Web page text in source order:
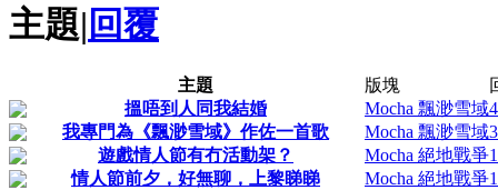
主題| 回覆
主題 版塊
搵唔到人同我結婚
Mocha 飄渺雪域4
我專門為《飄渺雪域》作佐一首歌
Mocha 飄渺雪域3
遊戲情人節有冇活動架？
Mocha 絕地戰爭1
情人節前夕，好無聊，上黎睇睇
Mocha 絕地戰爭1